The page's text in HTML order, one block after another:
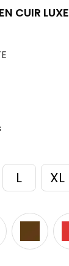
CUIR LUXE
L XL